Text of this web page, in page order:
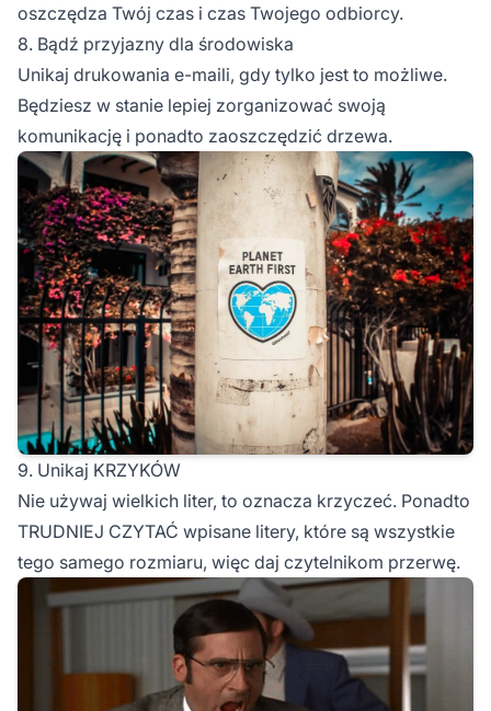
oszczędza Twój czas i czas Twojego odbiorcy.
8. Bądź przyjazny dla środowiska
Unikaj drukowania e-maili, gdy tylko jest to możliwe.
Będziesz w stanie lepiej zorganizować swoją
komunikację i ponadto zaoszczędzić drzewa.
9. Unikaj KRZYKÓW
Nie używaj wielkich liter, to oznacza krzyczeć. Ponadto
TRUDNIEJ CZYTAĆ wpisane litery, które są wszystkie
tego samego rozmiaru, więc daj czytelnikom przerwę.